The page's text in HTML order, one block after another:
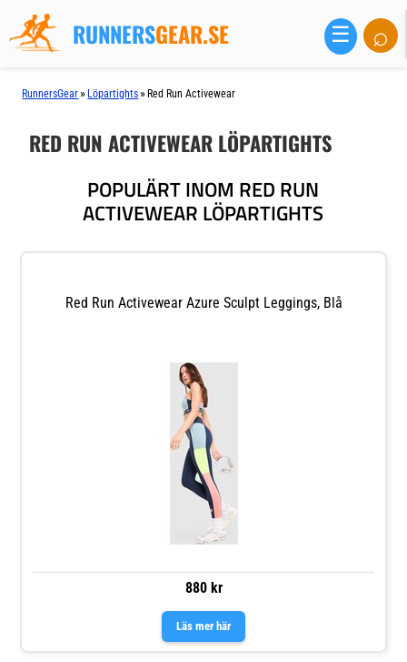
RUNNERSGEAR.SE ☰ ⌕
RunnersGear » Löpartights » Red Run Activewear
RED RUN ACTIVEWEAR LÖPARTIGHTS
POPULÄRT INOM RED RUN
ACTIVEWEAR LÖPARTIGHTS
Red Run Activewear Azure Sculpt Leggings, Blå
880 kr
Läs mer här